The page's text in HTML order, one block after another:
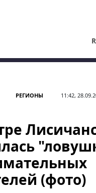
РЕГИОНЫ 11:42,
(фото)